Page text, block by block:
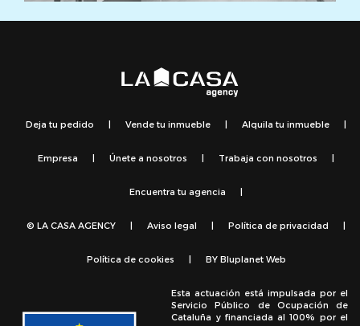
Deja tu pedido | Vende tu inmueble | Alquila tu inmueble |
Empresa | Únete a nosotros | Trabaja con nosotros |
Encuentra tu agencia |
© LA CASA AGENCY | Aviso legal | Política de privacidad |
Política de cookies | BY Bluplanet Web
Esta actuación está impulsada por el
Servicio Público de Ocupación de
Cataluña y financiada al 100% por el